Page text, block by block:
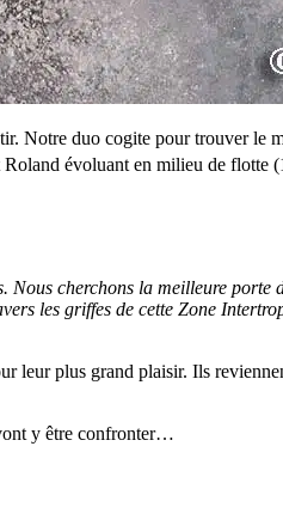
Notre duo cogite pour trouver le
évoluant en milieu de flotte
cherchons la meilleure porte
les griffes de cette Zone
leur plus grand plaisir. Ils
y être confronter…